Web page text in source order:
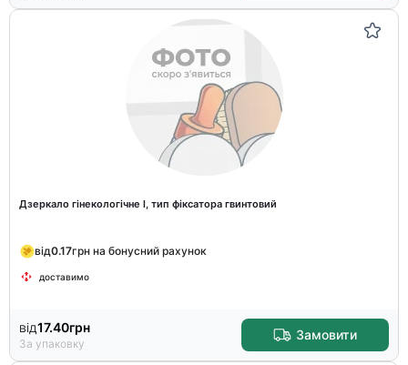
Дзеркало гінекологічне l, тип фіксатора гвинтовий
від0.17грн на бонусний рахунок
доставимо
від17.40грн
За упаковку
Замовити